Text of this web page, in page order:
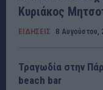
Κυριάκος
ΕΙΔΗΣΕΙΣ 8 Αυγούστου,
Τραγωδία στην
beach bar